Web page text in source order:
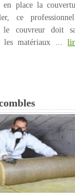
en place la
ce
le couvreur doit
les matériaux ...